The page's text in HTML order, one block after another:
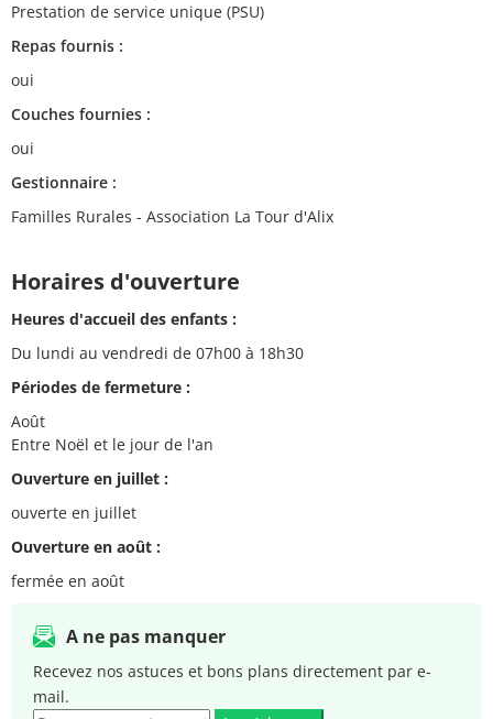
Prestation de service unique (PSU)
Repas fournis :
oui
Couches fournies :
oui
Gestionnaire :
Familles Rurales - Association La Tour d'Alix
Horaires d'ouverture
Heures d'accueil des enfants :
Du lundi au vendredi de 07h00 à 18h30
Périodes de fermeture :
Août
Entre Noël et le jour de l'an
Ouverture en juillet :
ouverte en juillet
Ouverture en août :
fermée en août
A ne pas manquer
Recevez nos astuces et bons plans directement par e-
mail.